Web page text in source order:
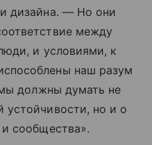
и дизайна. — Но они
между
и условиями, к
наш разум
должны думать не
устойчивости, но и о
сообщества».